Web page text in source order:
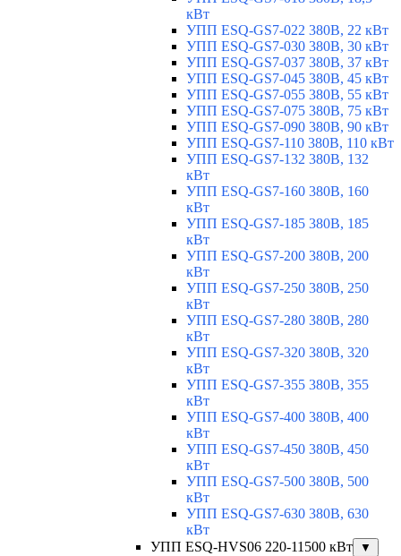
кВт
УПП ESQ-GS7-022 380В, 22 кВт
УПП ESQ-GS7-030 380В, 30 кВт
УПП ESQ-GS7-037 380В, 37 кВт
УПП ESQ-GS7-045 380В, 45 кВт
УПП ESQ-GS7-055 380В, 55 кВт
УПП ESQ-GS7-075 380В, 75 кВт
УПП ESQ-GS7-090 380В, 90 кВт
УПП ESQ-GS7-110 380В, 110 кВт
УПП ESQ-GS7-132 380В, 132
кВт
УПП ESQ-GS7-160 380В, 160
кВт
УПП ESQ-GS7-185 380В, 185
кВт
УПП ESQ-GS7-200 380В, 200
кВт
УПП ESQ-GS7-250 380В, 250
кВт
УПП ESQ-GS7-280 380В, 280
кВт
УПП ESQ-GS7-320 380В, 320
кВт
УПП ESQ-GS7-355 380В, 355
кВт
УПП ESQ-GS7-400 380В, 400
кВт
УПП ESQ-GS7-450 380В, 450
кВт
УПП ESQ-GS7-500 380В, 500
кВт
УПП ESQ-GS7-630 380В, 630
кВт
УПП ESQ-HVS06 220-11500 кВт
▼